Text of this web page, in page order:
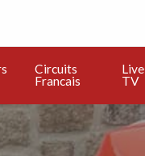
Circuits
Francais
Live
TV